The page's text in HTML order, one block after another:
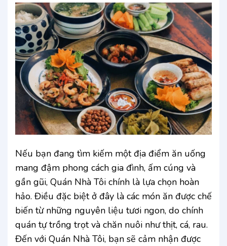
Nếu bạn đang tìm kiếm một địa điểm ăn uống
mang đậm phong cách gia đình, ấm cúng và
gần gũi, Quán Nhà Tôi chính là lựa chọn hoàn
hảo. Điều đặc biệt ở đây là các món ăn được chế
biến từ những nguyên liệu tươi ngon, do chính
quán tự trồng trọt và chăn nuôi như thịt, cá, rau.
Đến với Quán Nhà Tôi, bạn sẽ cảm nhận được